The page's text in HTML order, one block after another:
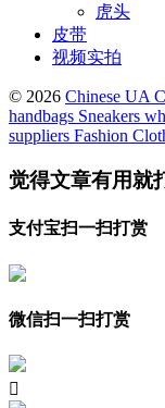
虎头
皮带
视频实拍
© 2026 Chinese UA
handbags Sneakers
suppliers Fashion
觉得文章有用就
支付宝扫一扫打赏
微信扫一扫打赏
